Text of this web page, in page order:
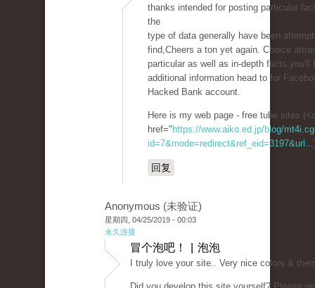
thanks intended for posting particular
the
type of data generally have been
find,Cheers a ton yet again. Choice
particular as well as in-depth facts.you'll
additional information head to for
Hacked Bank account.
Here is my web page - free tube sites
href=" https://www.aiko.ed.jp/blog/
id=7&mode=redirect&ref_eid=3197&url...
回复
Anonymous (未验证)
星期四, 04/25/2019 - 00:03
永久连接
冒个泡吧！ | 泡泡
I truly love your site.. Very nice colors &